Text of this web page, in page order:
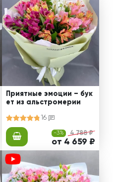
Приятные эмоции – бук
ет из альстромерии
16
-3% 4 788 ₽
от 4 659 ₽